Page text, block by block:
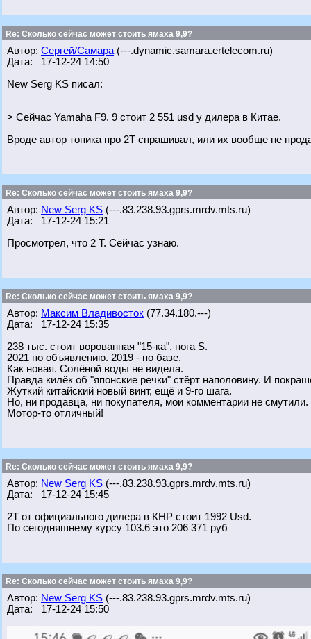
Re: Сколько сейчас может стоить ямаха 9,9?
Автор: Сергей/Самара (---.dynamic.samara.ertelecom.ru)
Дата: 17-12-24 14:50
New Serg KS писал:
> Сейчас Yamaha F9. 9 стоит 2 551 usd у дилера в Китае.
Вроде автор топика про 2Т спрашивал, или их вообще не
Re: Сколько сейчас может стоить ямаха 9,9?
Автор: New Serg KS (---.83.238.93.gprs.mrdv.mts.ru)
Дата: 17-12-24 15:21
Просмотрел, что 2 Т. Сейчас узнаю.
Re: Сколько сейчас может стоить ямаха 9,9?
Автор: Максим Владивосток (77.34.180.---)
Дата: 17-12-24 15:35
238 тыс. стоит ворованная "15-ка", нога S.
2021 по объявлению. 2019 - по базе.
Как новая. Солёной воды не видела.
Правда килёк об "японские речки" стёрт наполовину. И
Жуткий китайский новый винт, ещё и 9-го шага.
Но, ни продавца, ни покупателя, мои комментарии не смутили.
Мотор-то отличный!
Re: Сколько сейчас может стоить ямаха 9,9?
Автор: New Serg KS (---.83.238.93.gprs.mrdv.mts.ru)
Дата: 17-12-24 15:45
2T от официального дилера в КНР стоит 1992 Usd.
По сегодняшнему курсу 103.6 это 206 371 руб
Re: Сколько сейчас может стоить ямаха 9,9?
Автор: New Serg KS (---.83.238.93.gprs.mrdv.mts.ru)
Дата: 17-12-24 15:50